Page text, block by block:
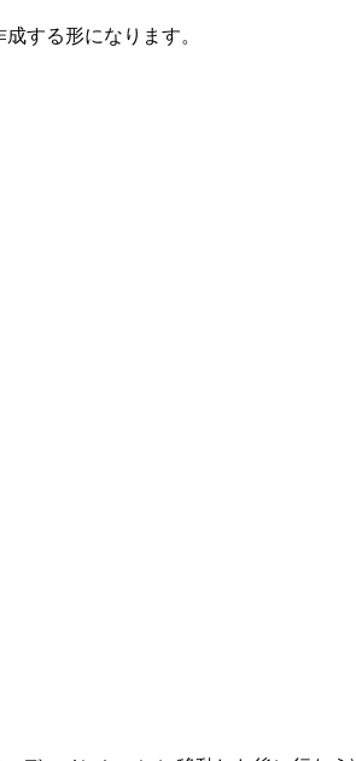
する形になります。